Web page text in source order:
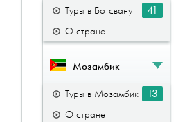
Туры в Ботсвану
41
О стране
Мозамбик
Туры в Мозамбик
13
О стране